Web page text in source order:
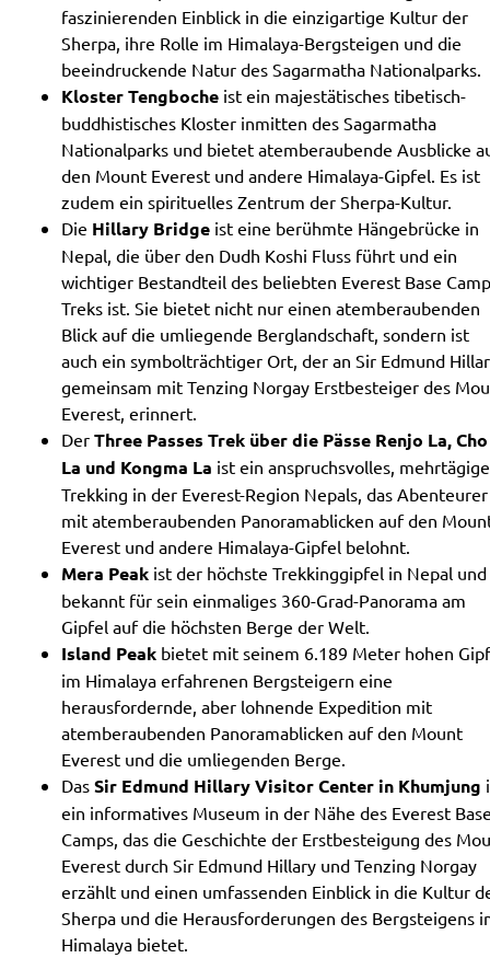
faszinierenden Einblick in die einzigartige Kultur der
Sherpa, ihre Rolle im Himalaya-Bergsteigen und die
beeindruckende Natur des Sagarmatha Nationalparks.
Kloster Tengboche ist ein majestätisches tibetisch-
buddhistisches Kloster inmitten des Sagarmatha
Nationalparks und bietet atemberaubende Ausblicke
den Mount Everest und andere Himalaya-Gipfel. Es ist
zudem ein spirituelles Zentrum der Sherpa-Kultur.
Die Hillary Bridge ist eine berühmte Hängebrücke in
Nepal, die über den Dudh Koshi Fluss führt und ein
wichtiger Bestandteil des beliebten Everest Base Camp
Treks ist. Sie bietet nicht nur einen atemberaubenden
Blick auf die umliegende Berglandschaft, sondern ist
auch ein symbolträchtiger Ort, der an Sir Edmund
gemeinsam mit Tenzing Norgay Erstbesteiger des
Everest, erinnert.
Der Three Passes Trek über die Pässe Renjo La, Cho
La und Kongma La ist ein anspruchsvolles,
Trekking in der Everest-Region Nepals, das Abenteurer
mit atemberaubenden Panoramablicken auf den
Everest und andere Himalaya-Gipfel belohnt.
Mera Peak ist der höchste Trekkinggipfel in Nepal und
bekannt für sein einmaliges 360-Grad-Panorama am
Gipfel auf die höchsten Berge der Welt.
Island Peak bietet mit seinem 6.189 Meter hohen
im Himalaya erfahrenen Bergsteigern eine
herausfordernde, aber lohnende Expedition mit
atemberaubenden Panoramablicken auf den Mount
Everest und die umliegenden Berge.
Das Sir Edmund Hillary Visitor Center in Khumjung
ein informatives Museum in der Nähe des Everest
Camps, das die Geschichte der Erstbesteigung des
Everest durch Sir Edmund Hillary und Tenzing Norgay
erzählt und einen umfassenden Einblick in die Kultur
Sherpa und die Herausforderungen des Bergsteigens
Himalaya bietet.